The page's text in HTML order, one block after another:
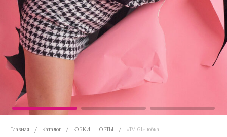
Главная / Каталог / ЮБКИ, ШОРТЫ / «TVIGI» юбка